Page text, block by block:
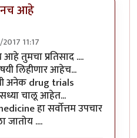
आहे
11:17
काहीbyसुबोध खरे
तुमचा प्रतिसाद ....
लिहीणार आहेच...
अनेक drug trials
चालू आहेत...
हा सर्वोत्तम उपचार
जातोय ....